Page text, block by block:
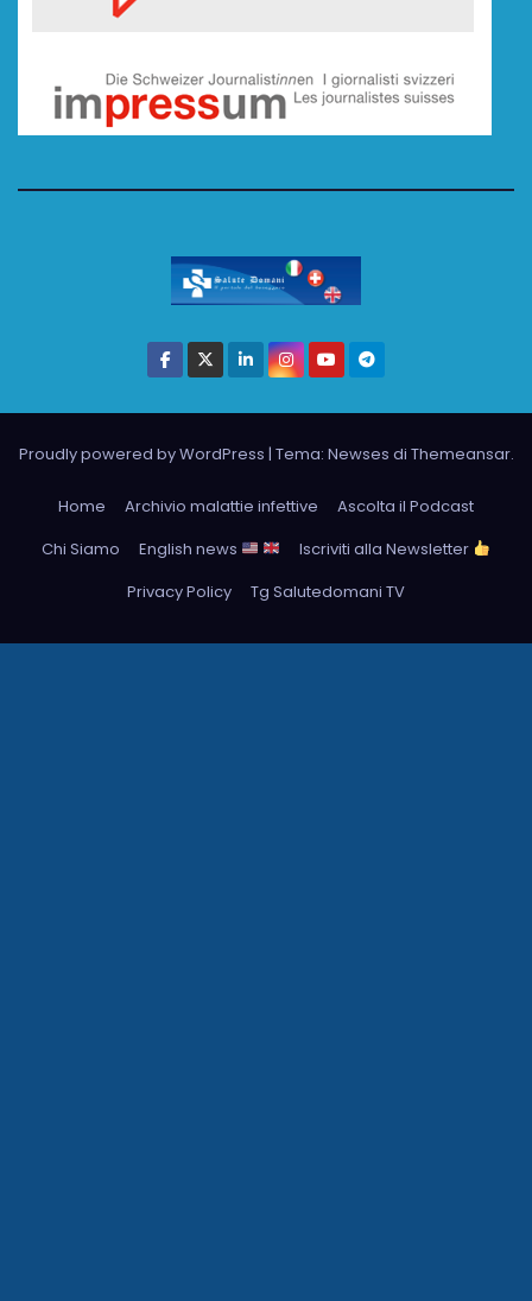
Proudly powered by WordPress | Tema: Newses di Themeansar.
Home Archivio malattie infettive
Ascolta il Podcast
Chi Siamo
English news
Iscriviti alla Newsletter
Privacy Policy
Tg Salutedomani TV